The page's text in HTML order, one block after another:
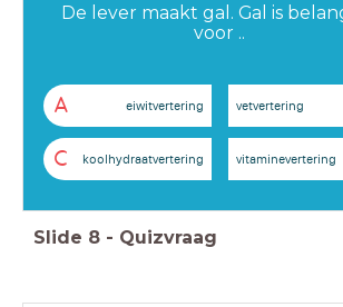
De lever maakt gal. Gal is
voor ..
A eiwitvertering vetvertering
C koolhydraatvertering vitaminevertering
Slide 8 - Quizvraag